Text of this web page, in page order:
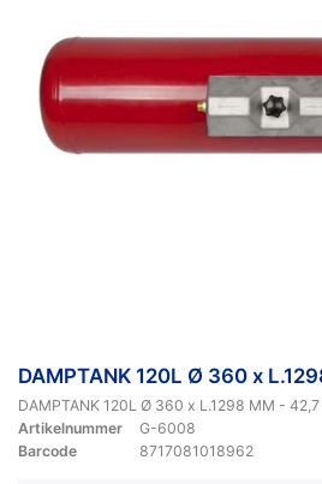
DAMPTANK 120L Ø 360 x
DAMPTANK 120L Ø 360 x L.1298 MM - 42,7
Artikelnummer
G-6008
Barcode
8717081018962